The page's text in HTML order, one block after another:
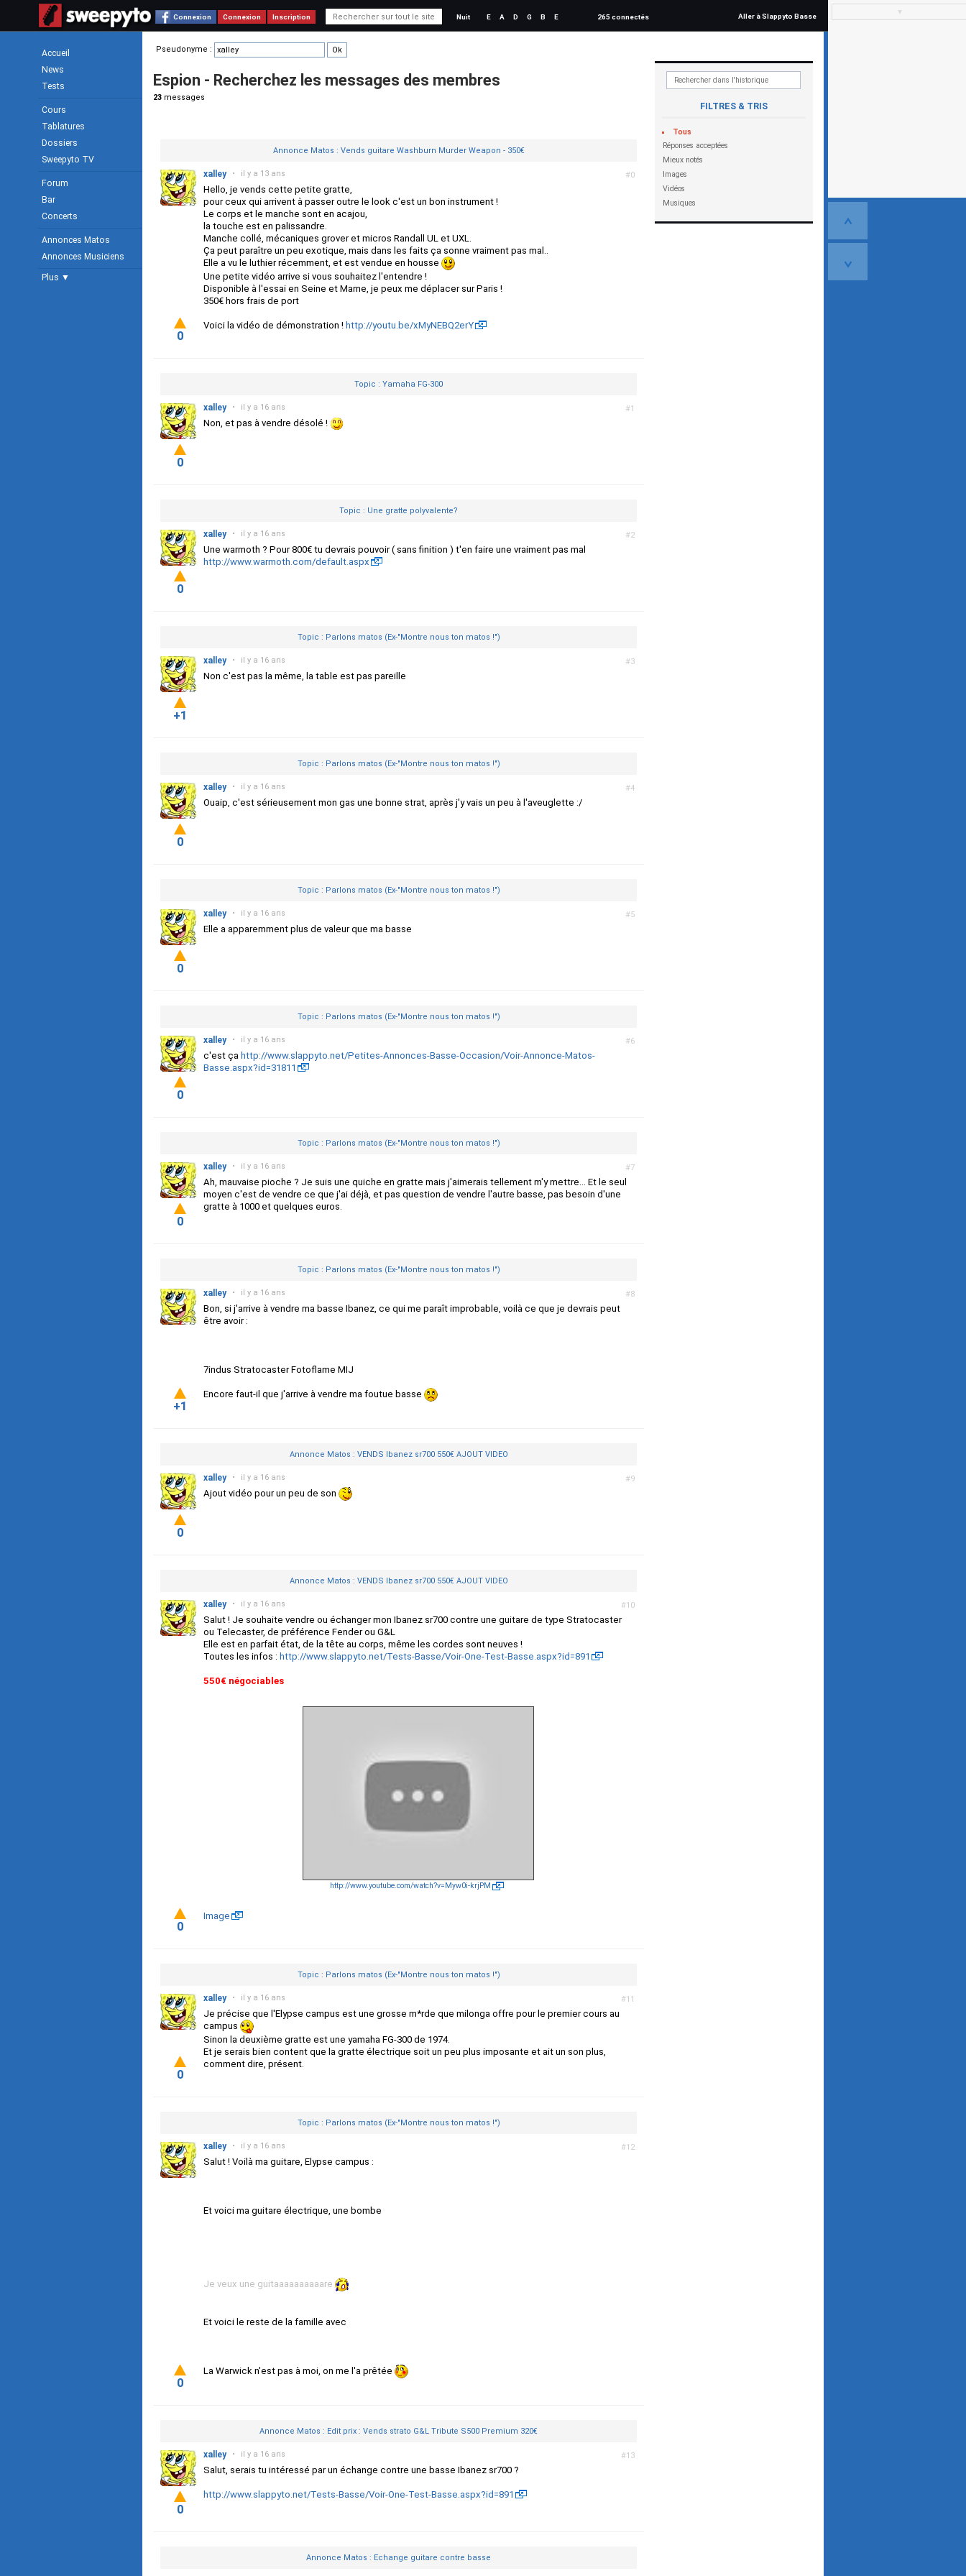
Connexion Connexion Inscription Nuit E A D G B E 265 connectés Aller à Slappyto Basse
Accueil
News
Tests
Cours
Tablatures
Dossiers
Sweepyto TV
Forum
Bar
Concerts
Annonces Matos
Annonces Musiciens
Plus ▼
Pseudonyme :
Espion - Recherchez les messages des membres
23 messages
FILTRES & TRIS
Tous
Réponses acceptées
Mieux notés
Images
Vidéos
Musiques
Annonce Matos : Vends guitare Washburn Murder Weapon - 350€
#0
xalley • il y a 13 ans
Hello, je vends cette petite gratte,
pour ceux qui arrivent à passer outre le look c'est un bon instrument !
Le corps et le manche sont en acajou,
la touche est en palissandre.
Manche collé, mécaniques grover et micros Randall UL et UXL.
Ça peut paraître un peu exotique, mais dans les faits ça sonne vraiment pas mal..
Elle a vu le luthier récemment, et est vendue en housse
Une petite vidéo arrive si vous souhaitez l'entendre !
Disponible à l'essai en Seine et Marne, je peux me déplacer sur Paris !
350€ hors frais de port
Voici la vidéo de démonstration ! http://youtu.be/xMyNEBQ2erY
0
Topic : Yamaha FG-300
#1
xalley • il y a 16 ans
Non, et pas à vendre désolé !
0
Topic : Une gratte polyvalente?
#2
xalley • il y a 16 ans
Une warmoth ? Pour 800€ tu devrais pouvoir ( sans finition ) t'en faire une vraiment pas mal
http://www.warmoth.com/default.aspx
0
Topic : Parlons matos (Ex-"Montre nous ton matos !")
#3
xalley • il y a 16 ans
Non c'est pas la même, la table est pas pareille
+1
Topic : Parlons matos (Ex-"Montre nous ton matos !")
#4
xalley • il y a 16 ans
Ouaip, c'est sérieusement mon gas une bonne strat, après j'y vais un peu à l'aveuglette :/
0
Topic : Parlons matos (Ex-"Montre nous ton matos !")
#5
xalley • il y a 16 ans
Elle a apparemment plus de valeur que ma basse
0
Topic : Parlons matos (Ex-"Montre nous ton matos !")
#6
xalley • il y a 16 ans
c'est ça http://www.slappyto.net/Petites-Annonces-Basse-Occasion/Voir-Annonce-Matos-
Basse.aspx?id=31811
0
Topic : Parlons matos (Ex-"Montre nous ton matos !")
#7
xalley • il y a 16 ans
Ah, mauvaise pioche ? Je suis une quiche en gratte mais j'aimerais tellement m'y mettre... Et le seul
moyen c'est de vendre ce que j'ai déjà, et pas question de vendre l'autre basse, pas besoin d'une
gratte à 1000 et quelques euros.
0
Topic : Parlons matos (Ex-"Montre nous ton matos !")
#8
xalley • il y a 16 ans
Bon, si j'arrive à vendre ma basse Ibanez, ce qui me paraît improbable, voilà ce que je devrais peut
être avoir :
7indus Stratocaster Fotoflame MIJ
Encore faut-il que j'arrive à vendre ma foutue basse
+1
Annonce Matos : VENDS Ibanez sr700 550€ AJOUT VIDEO
#9
xalley • il y a 16 ans
Ajout vidéo pour un peu de son
0
Annonce Matos : VENDS Ibanez sr700 550€ AJOUT VIDEO
#10
xalley • il y a 16 ans
Salut ! Je souhaite vendre ou échanger mon Ibanez sr700 contre une guitare de type Stratocaster
ou Telecaster, de préférence Fender ou G&L
Elle est en parfait état, de la tête au corps, même les cordes sont neuves !
Toutes les infos : http://www.slappyto.net/Tests-Basse/Voir-One-Test-Basse.aspx?id=891
550€ négociables
http://www.youtube.com/watch?v=Myw0i-krjPM
Image
0
Topic : Parlons matos (Ex-"Montre nous ton matos !")
#11
xalley • il y a 16 ans
Je précise que l'Elypse campus est une grosse m*rde que milonga offre pour le premier cours au
campus
Sinon la deuxième gratte est une yamaha FG-300 de 1974.
Et je serais bien content que la gratte électrique soit un peu plus imposante et ait un son plus,
comment dire, présent.
0
Topic : Parlons matos (Ex-"Montre nous ton matos !")
#12
xalley • il y a 16 ans
Salut ! Voilà ma guitare, Elypse campus :
Et voici ma guitare électrique, une bombe
Je veux une guitaaaaaaaaaare
Et voici le reste de la famille avec
La Warwick n'est pas à moi, on me l'a prêtée
0
Annonce Matos : Edit prix : Vends strato G&L Tribute S500 Premium 320€
#13
xalley • il y a 16 ans
Salut, serais tu intéressé par un échange contre une basse Ibanez sr700 ?
http://www.slappyto.net/Tests-Basse/Voir-One-Test-Basse.aspx?id=891
0
Annonce Matos : Echange guitare contre basse
▼